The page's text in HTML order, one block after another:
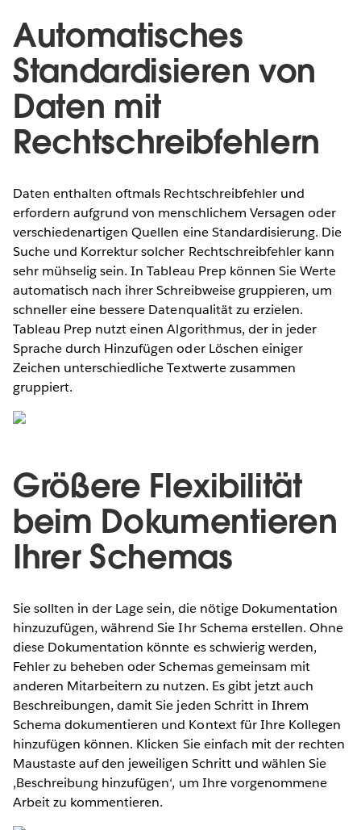
Automatisches
Standardisieren von
Daten mit
Rechtschreibfehlern
Daten enthalten oftmals Rechtschreibfehler und
erfordern aufgrund von menschlichem Versagen oder
verschiedenartigen Quellen eine Standardisierung. Die
Suche und Korrektur solcher Rechtschreibfehler kann
sehr mühselig sein. In Tableau Prep können Sie Werte
automatisch nach ihrer Schreibweise gruppieren, um
schneller eine bessere Datenqualität zu erzielen.
Tableau Prep nutzt einen Algorithmus, der in jeder
Sprache durch Hinzufügen oder Löschen einiger
Zeichen unterschiedliche Textwerte zusammen
gruppiert.
Größere Flexibilität
beim Dokumentieren
Ihrer Schemas
Sie sollten in der Lage sein, die nötige Dokumentation
hinzuzufügen, während Sie Ihr Schema erstellen. Ohne
diese Dokumentation könnte es schwierig werden,
Fehler zu beheben oder Schemas gemeinsam mit
anderen Mitarbeitern zu nutzen. Es gibt jetzt auch
Beschreibungen, damit Sie jeden Schritt in Ihrem
Schema dokumentieren und Kontext für Ihre Kollegen
hinzufügen können. Klicken Sie einfach mit der rechten
Maustaste auf den jeweiligen Schritt und wählen Sie
,Beschreibung hinzufügen‘, um Ihre vorgenommene
Arbeit zu kommentieren.